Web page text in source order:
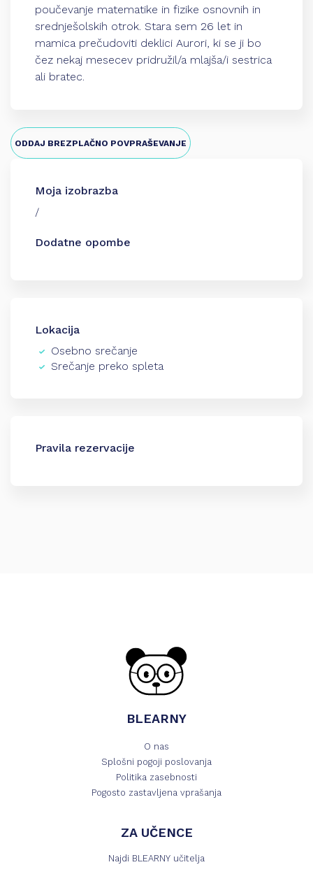
poučevanje matematike in fizike osnovnih in
srednješolskih otrok. Stara sem 26 let in
mamica prečudoviti deklici Aurori, ki se ji bo
čez nekaj mesecev pridružil/a mlajša/i sestrica
ali bratec.
ODDAJ BREZPLAČNO POVPRAŠEVANJE
Moja izobrazba
/
Dodatne opombe
Lokacija
Osebno srečanje
Srečanje preko spleta
Pravila rezervacije
BLEARNY
O nas
Splošni pogoji poslovanja
Politika zasebnosti
Pogosto zastavljena vprašanja
ZA UČENCE
Najdi BLEARNY učitelja